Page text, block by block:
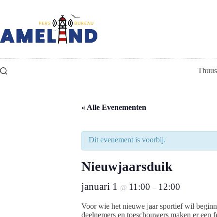
inhoud
Thuus
« Alle Evenementen
Dit evenement is voorbij.
Nieuwjaarsduik
januari 1 @ 11:00 – 12:00
Voor wie het nieuwe jaar sportief wil
deelnemers en toeschouwers maken er een